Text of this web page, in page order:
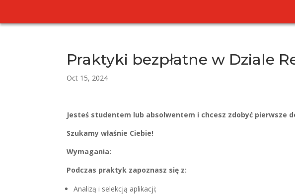
Praktyki bezpłatne w Dziale
Oct 15, 2024
Jesteś studentem lub absolwentem i chcesz zdobyć pierwsze
Szukamy właśnie Ciebie!
Wymagania:
Podczas praktyk zapoznasz się z:
Analizą i selekcją aplikacji;